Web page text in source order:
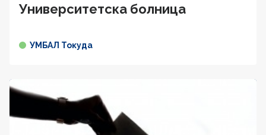
Университетска болница
УМБАЛ Токуда